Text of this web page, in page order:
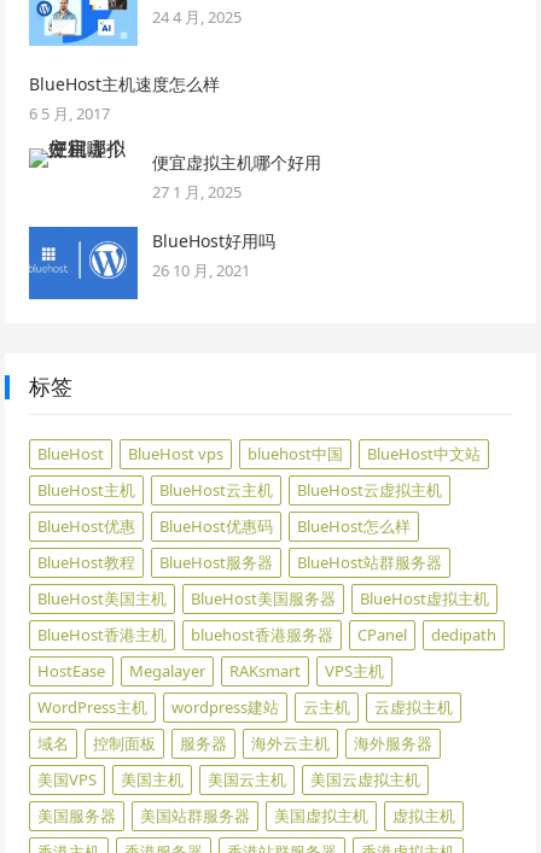
24 4 月, 2025
BlueHost主机速度怎么样
6 5 月, 2017
便宜虚拟主机哪个好用
27 1 月, 2025
BlueHost好用吗
26 10 月, 2021
标签
BlueHost BlueHost vps bluehost中国
BlueHost中文站
BlueHost主机
BlueHost云主机
BlueHost云虚拟主机
BlueHost优惠
BlueHost优惠码
BlueHost怎么样
BlueHost教程
BlueHost服务器
BlueHost站群服务器
BlueHost美国主机
BlueHost美国服务器
BlueHost虚拟主机
BlueHost香港主机
bluehost香港服务器 CPanel
dedipath
HostEase
Megalayer RAKsmart
VPS主机
WordPress主机
wordpress建站 云主机
云虚拟主机
域名
控制面板 服务器 海外云主机
海外服务器
美国VPS
美国主机 美国云主机
美国云虚拟主机
美国服务器
美国站群服务器 美国虚拟主机
虚拟主机